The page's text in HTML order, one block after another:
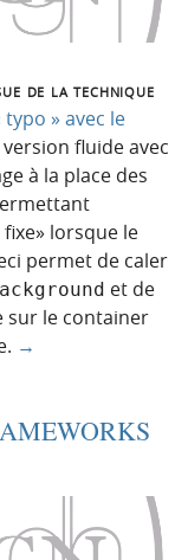
de la technique
» avec le
fluide avec
à la place des
fixe» lorsque le
permet de caler
et de
sur le container
→